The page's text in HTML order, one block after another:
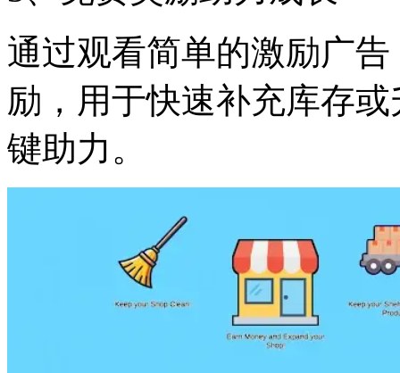
通过观看简单的激励广
励，用于快速补充库存
键助力。